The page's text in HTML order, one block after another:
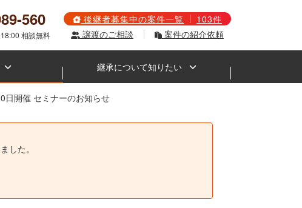
560
相談無料
後継者募集中の案件一覧
103件
譲渡のご相談
案件の紹介依頼
継承について知りたい
日開催 セミナーのお知らせ
した。